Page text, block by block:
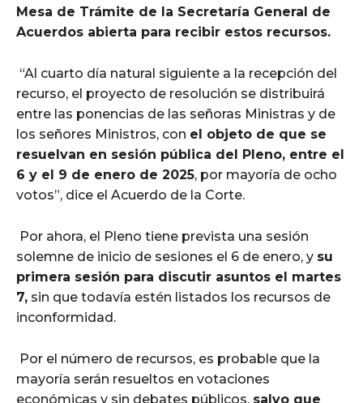
Mesa de Trámite de la Secretaría General de
Acuerdos abierta para recibir estos recursos.
“Al cuarto día natural siguiente a la recepción del
recurso, el proyecto de resolución se distribuirá
entre las ponencias de las señoras Ministras y de
los señores Ministros, con el objeto de que se
resuelvan en sesión pública del Pleno, entre el
6 y el 9 de enero de 2025, por mayoría de ocho
votos”, dice el Acuerdo de la Corte.
Por ahora, el Pleno tiene prevista una sesión
solemne de inicio de sesiones el 6 de enero, y su
primera sesión para discutir asuntos el martes
7, sin que todavía estén listados los recursos de
inconformidad.
Por el número de recursos, es probable que la
mayoría serán resueltos en votaciones
económicas y sin debates públicos, salvo que